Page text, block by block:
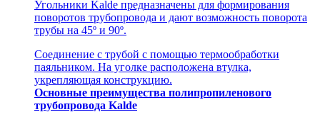
Угольники Kalde предназначены для формирования
поворотов трубопровода и дают возможность поворота
трубы на 45º и 90º.
Соединение с трубой с помощью термообработки
паяльником. На уголке расположена втулка,
укрепляющая конструкцию.
Основные преимущества полипропиленового
трубопровода Kalde